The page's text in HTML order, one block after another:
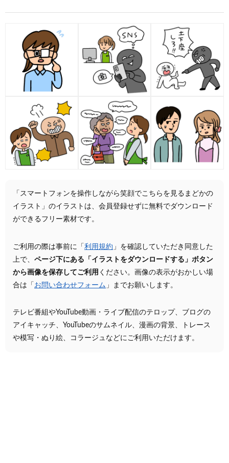
「スマートフォンを操作しながら笑顔でこちらを見るまどかの
イラスト」のイラストは、会員登録せずに無料でダウンロード
ができるフリー素材です。
ご利用の際は事前に「 利用規約 」を確認していただき同意した
上で、 ページ下にある「イラストをダウンロードする」ボタン
から画像を保存してご利用 ください。画像の表示がおかしい場
合は「 お問い合わせフォーム 」までお願いします。
テレビ番組やYouTube動画・ライブ配信のテロップ、ブログの
アイキャッチ、YouTubeのサムネイル、漫画の背景、トレース
や模写・ぬり絵、コラージュなどにご利用いただけます。